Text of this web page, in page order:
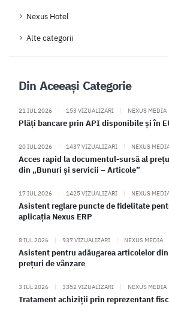
Nexus Hotel
Alte categorii
Din Aceeași Categorie
21 IUL 2026 | 153 VIZUALIZARI | NEXUS MEDIA
Plăți bancare prin API disponibile și în
20 IUL 2026 | 1437 VIZUALIZARI | NEXUS
Acces rapid la documentul-sursă al
din „Bunuri și servicii – Articole”
17 IUL 2026 | 1425 VIZUALIZARI | NEXUS
Asistent reglare puncte de fidelitate
aplicația Nexus ERP
8 IUL 2026 | 937 VIZUALIZARI | NEXUS MEDIA
Asistent pentru adăugarea articolelor
prețuri de vânzare
3 IUL 2026 | 3352 VIZUALIZARI | NEXUS MEDIA
Tratament achiziții prin reprezentant